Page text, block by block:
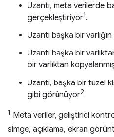
Uzantı, meta verilerde
gerçekleştiriyor1.
Uzantı başka bir
Uzantı başka bir
bir varlıktan kopyalanmış
Uzantı, başka bir tüzel
gibi görünüyor2.
1 Meta veriler, geliştirici
simge, açıklama, ekran